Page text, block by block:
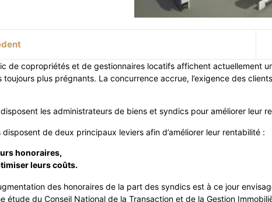
de copropriétés et de gestionnaires locatifs affichent actuellement
toujours plus prégnants. La concurrence accrue, l’exigence des
les administrateurs de biens et syndics pour améliorer leur
disposent de deux principaux leviers afin d’améliorer leur rentabilité :
honoraires,
leurs coûts.
des honoraires de la part des syndics est à ce jour
étude du Conseil National de la Transaction et de la Gestion